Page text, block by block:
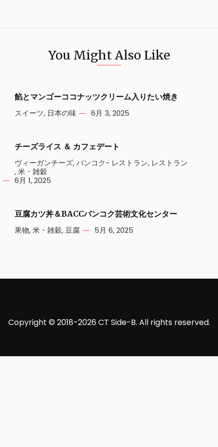
You Might Also Like
餡とマンゴーココナッツクリーム入りたい焼き
スイーツ, 日本の味 6月 3, 2025
チーズライス ＆ カフェデート
ヴィーガンチーズ,バンコク- レストラン, レストラン
,米・雑穀
6月 1, 2025
豆腐カツ丼＆BACCバンコク芸術文化センター
果物,米・雑穀,豆腐 5月 6, 2025
Copyright © 2018-2026 CT Side-B. All rights reserved.